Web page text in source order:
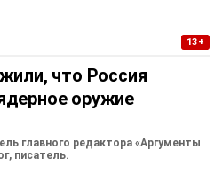
13+
что Россия
оружие
главного редактора «Аргументы
писатель.